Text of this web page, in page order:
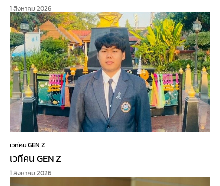
1 สิงหาคม 2026
เวทีคน GEN Z
เวทีคน GEN Z
1 สิงหาคม 2026